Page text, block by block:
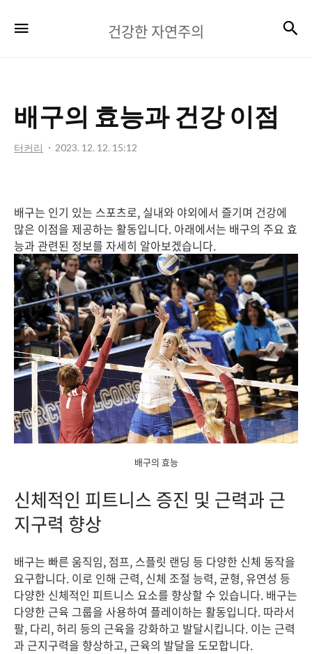
강
연
건강한 자연주의
배구의 효능과 건강 이점
터커리 2023. 12. 12. 15:12
배구는 인기 있는 스포츠로, 실내와 야외에서 즐기며 건강에
많은 이점을 제공하는 활동입니다. 아래에서는 배구의 주요 효
능과 관련된 정보를 자세히 알아보겠습니다.
배구의 효능
신체적인 피트니스 증진 및 근력과 근
지구력 향상
배구는 빠른 움직임, 점프, 스플릿 랜딩 등 다양한 신체 동작을
요구합니다. 이로 인해 근력, 신체 조절 능력, 균형, 유연성 등
다양한 신체적인 피트니스 요소를 향상할 수 있습니다. 배구는
다양한 근육 그룹을 사용하여 플레이하는 활동입니다. 따라서
팔, 다리, 허리 등의 근육을 강화하고 발달시킵니다. 이는 근력
과 근지구력을 향상하고, 근육의 발달을 도모합니다.